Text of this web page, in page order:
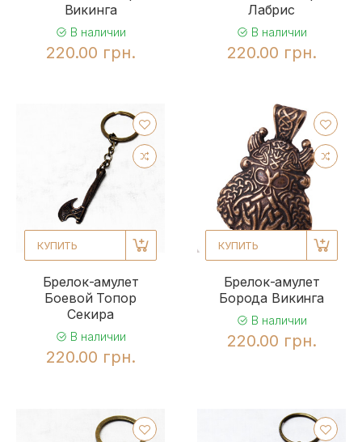
Викинга
В наличии
220.00 грн.
Лабрис
В наличии
220.00 грн.
КУПИТЬ
Брелок-амулет
Боевой Топор
Секира
В наличии
220.00 грн.
КУПИТЬ
Брелок-амулет
Борода Викинга
В наличии
220.00 грн.